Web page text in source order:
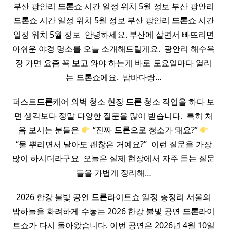
부산 광안리 드론쇼 시간 일정 위치 5월 정보 부산 광안리
드론쇼 시간 일정 위치 5월 정보 부산 광안리 드론쇼 시간
일정 위치 5월 정보 ​ 안녕하세요. 부산에 살면서 빠뜨리면
아쉬운 야경 명소를 오늘 소개해드릴게요. ​ 광안리 해수욕
장 가면 요즘 꼭 보고 와야 하는게 바로 토요일마다 열리
는 드론쇼에요. ​ 밤바다랑…
퍼스트드론케어 외벽 청소 현장 드론 청소 작업을 하다 보
면 생각보다 정말 다양한 질문을 많이 받습니다. ​ 특히 처
음 보시는 분들은
“진짜 드론으로 청소가 돼요?”
“물 뿌리면서 날아도 괜찮은 거예요?” ​ 이런 질문을 가장
많이 하시더라구요 ​ 오늘은 실제 현장에서 자주 듣는 질문
들을 가볍게 정리해…
2026 한강 불빛 공연 드론라이트쇼 일정 총정리 서울의
밤하늘을 화려하게 수놓는 2026 한강 불빛 공연 드론라이
트쇼가 다시 돌아왔습니다. 이번 공연은 2026년 4월 10일